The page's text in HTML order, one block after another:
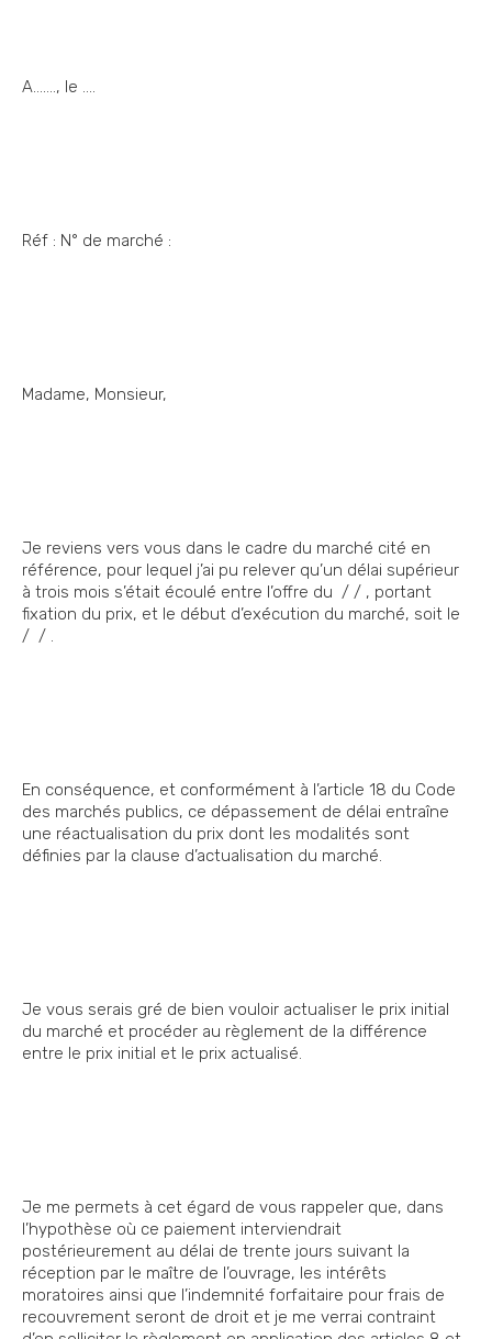
A……., le ….
Réf : N° de marché :
Madame, Monsieur,
Je reviens vers vous dans le cadre du marché cité en
référence, pour lequel j’ai pu relever qu’un délai supérieur
à trois mois s’était écoulé entre l’offre du / / , portant
fixation du prix, et le début d’exécution du marché, soit le
/ / .
En conséquence, et conformément à l’article 18 du Code
des marchés publics, ce dépassement de délai entraîne
une réactualisation du prix dont les modalités sont
définies par la clause d’actualisation du marché.
Je vous serais gré de bien vouloir actualiser le prix initial
du marché et procéder au règlement de la différence
entre le prix initial et le prix actualisé.
Je me permets à cet égard de vous rappeler que, dans
l’hypothèse où ce paiement interviendrait
postérieurement au délai de trente jours suivant la
réception par le maître de l’ouvrage, les intérêts
moratoires ainsi que l’indemnité forfaitaire pour frais de
recouvrement seront de droit et je me verrai contraint